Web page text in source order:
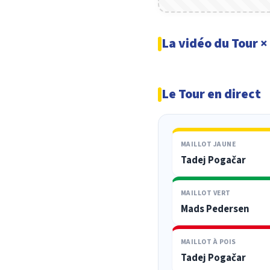
La vidéo du Tour
Le Tour en direct
MAILLOT JAUNE
Tadej Pogačar
MAILLOT VERT
Mads Pedersen
MAILLOT À POIS
Tadej Pogačar